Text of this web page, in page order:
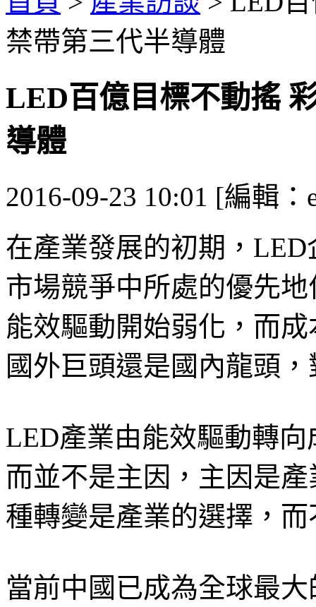
禁帶第三代半導體
LED百億目標不動搖
導體
2016-09-23 10:01 [編輯：
在產業發展的初期，
市場競爭中所處的優先
能效驅動開始弱化，而
國外巨頭還是國內龍頭
LED產業由能效驅動轉
而並不是主因，主因是
種轉變是產業的選擇，
當前中國已成為全球最